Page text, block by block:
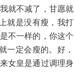
就不减了，甘愿就
就是没有瘦，我打
不一样的，你这个
一定会瘦的。好，
女皇是通过调理身